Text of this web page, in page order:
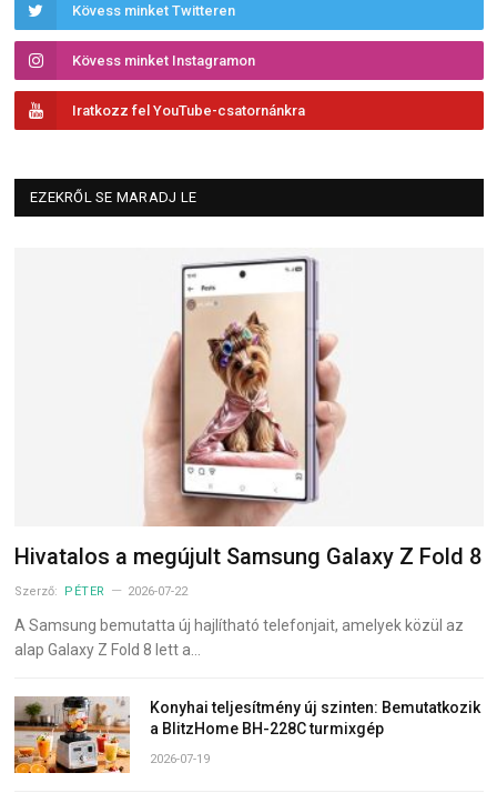
Kövess minket Twitteren
Kövess minket Instagramon
Iratkozz fel YouTube-csatornánkra
EZEKRŐL SE MARADJ LE
Hivatalos a megújult Samsung Galaxy Z Fold 8
Szerző: PÉTER 2026-07-22
A Samsung bemutatta új hajlítható telefonjait, amelyek közül az
alap Galaxy Z Fold 8 lett a…
Konyhai teljesítmény új szinten: Bemutatkozik
a BlitzHome BH-228C turmixgép
2026-07-19